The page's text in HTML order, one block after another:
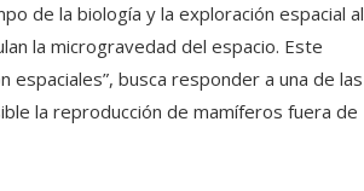
de la biología y la exploración espacial al
la microgravedad del espacio. Este
espaciales”, busca responder a una de las
la reproducción de mamíferos fuera de